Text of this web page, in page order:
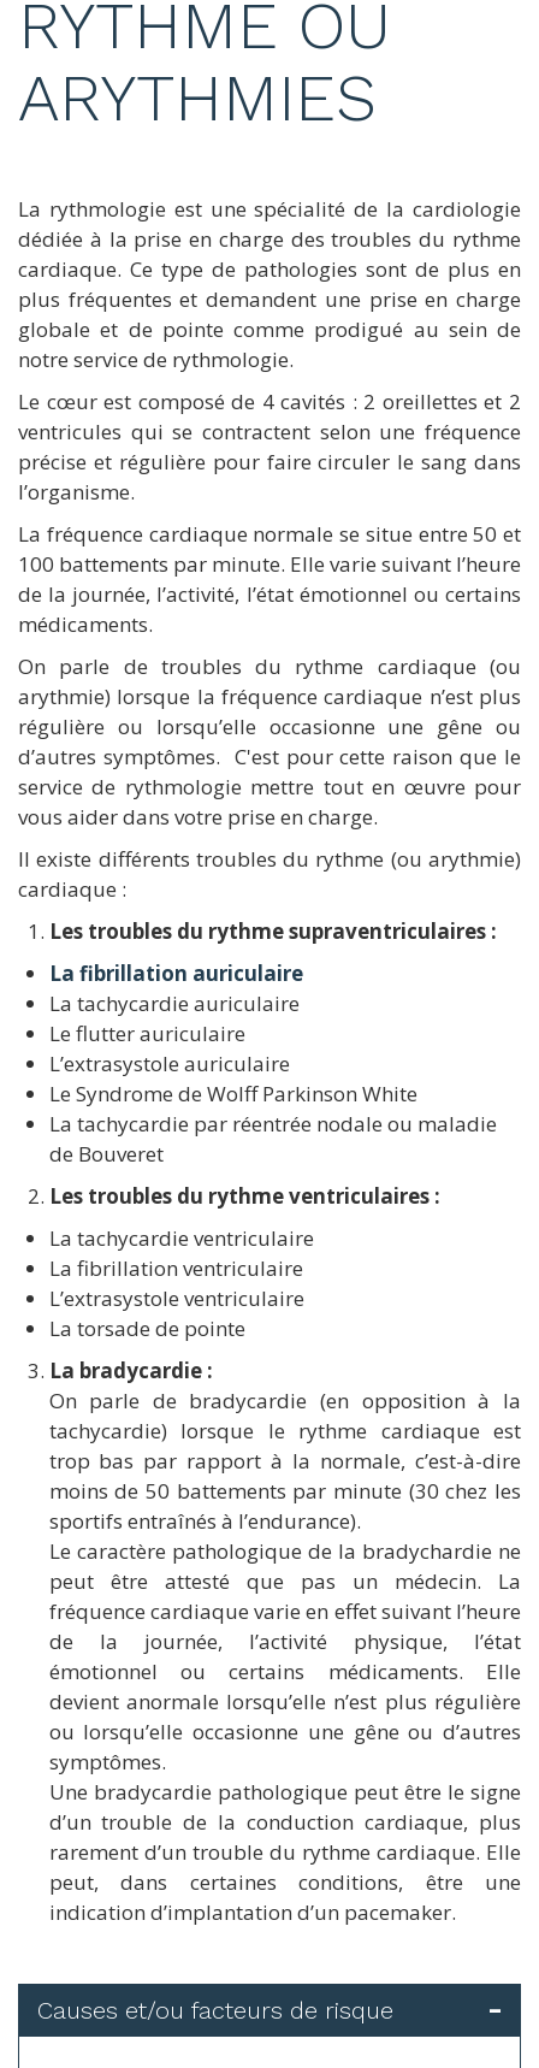
RYTHME OU
ARYTHMIES
La rythmologie est une spécialité de la cardiologie
dédiée à la prise en charge des troubles du rythme
cardiaque. Ce type de pathologies sont de plus en
plus fréquentes et demandent une prise en charge
globale et de pointe comme prodigué au sein de
notre service de rythmologie.
Le cœur est composé de 4 cavités : 2 oreillettes et 2
ventricules qui se contractent selon une fréquence
précise et régulière pour faire circuler le sang dans
l’organisme.
La fréquence cardiaque normale se situe entre 50 et
100 battements par minute. Elle varie suivant l’heure
de la journée, l’activité, l’état émotionnel ou certains
médicaments.
On parle de troubles du rythme cardiaque (ou
arythmie) lorsque la fréquence cardiaque n’est plus
régulière ou lorsqu’elle occasionne une gêne ou
d’autres symptômes. C'est pour cette raison que le
service de rythmologie mettre tout en œuvre pour
vous aider dans votre prise en charge.
Il existe différents troubles du rythme (ou arythmie)
cardiaque :
Les troubles du rythme supraventriculaires :
La fibrillation auriculaire
La tachycardie auriculaire
Le flutter auriculaire
L’extrasystole auriculaire
Le Syndrome de Wolff Parkinson White
La tachycardie par réentrée nodale ou maladie
de Bouveret
Les troubles du rythme ventriculaires :
La tachycardie ventriculaire
La fibrillation ventriculaire
L’extrasystole ventriculaire
La torsade de pointe
La bradycardie :
On parle de bradycardie (en opposition à la
tachycardie) lorsque le rythme cardiaque est
trop bas par rapport à la normale, c’est-à-dire
moins de 50 battements par minute (30 chez les
sportifs entraînés à l’endurance).
Le caractère pathologique de la bradychardie ne
peut être attesté que pas un médecin. La
fréquence cardiaque varie en effet suivant l’heure
de la journée, l’activité physique, l’état
émotionnel ou certains médicaments. Elle
devient anormale lorsqu’elle n’est plus régulière
ou lorsqu’elle occasionne une gêne ou d’autres
symptômes.
Une bradycardie pathologique peut être le signe
d’un trouble de la conduction cardiaque, plus
rarement d’un trouble du rythme cardiaque. Elle
peut, dans certaines conditions, être une
indication d’implantation d’un pacemaker.
Causes et/ou facteurs de risque